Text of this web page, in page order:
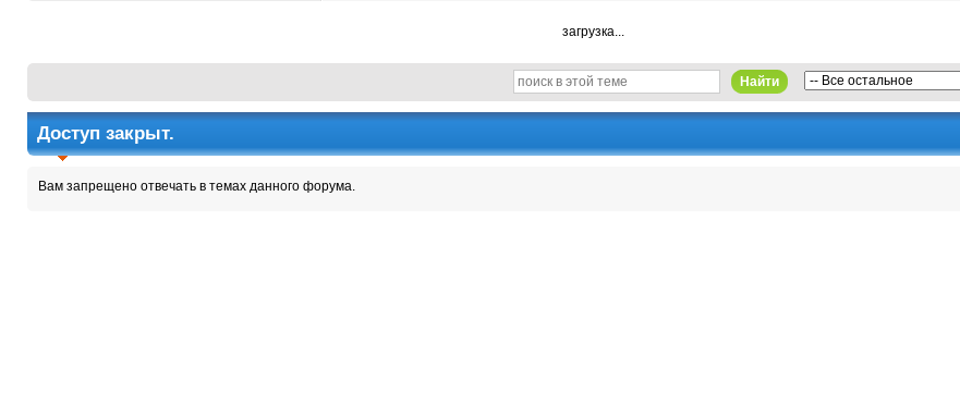
загрузка...
Найти
Доступ закрыт.
Вам запрещено отвечать в темах данного форума.